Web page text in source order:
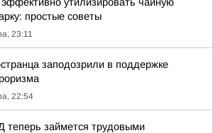
простые советы
23:11
заподозрили в поддержке
22:54
теперь займется трудовыми